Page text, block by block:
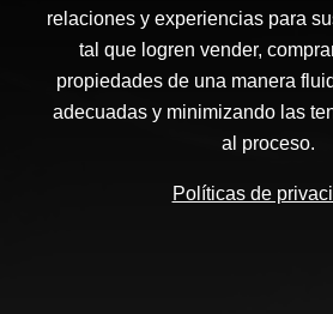
relaciones y experiencias para
tal que logren vender,
propiedades de una manera
adecuadas y minimizando las
al proceso.
Políticas de